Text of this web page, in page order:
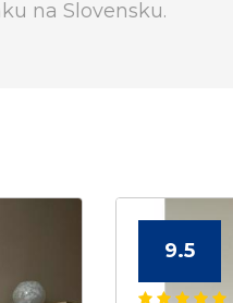
na Slovensku.
9.5